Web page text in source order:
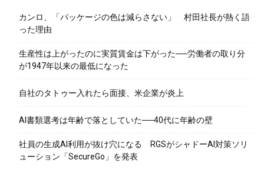
カンロ、「パッケージの色は減らさない」 村田社長が熱く語
った理由
生産性は上がったのに実質賃金は下がった──労働者の取り分
が1947年以来の最低になった
自社のタトゥー入れたら面接、米企業が炎上
AI書類選考は年齢で落としていた──40代に年齢の壁
社員の生成AI利用が抜け穴になる RGSがシャドーAI対策ソリ
ューション「SecureGo」を発表